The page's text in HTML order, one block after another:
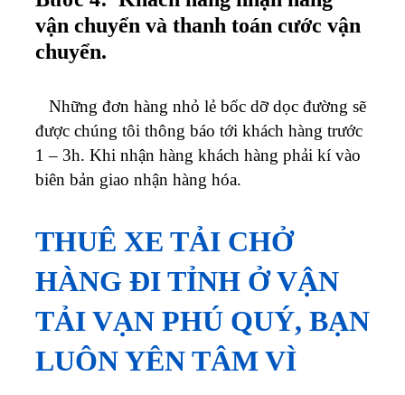
vận chuyển và thanh toán cước vận
chuyển.
Những đơn hàng nhỏ lẻ bốc dỡ dọc đường sẽ
được chúng tôi thông báo tới khách hàng trước
1 – 3h. Khi nhận hàng khách hàng phải kí vào
biên bản giao nhận hàng hóa.
THUÊ XE TẢI CHỞ
HÀNG ĐI TỈNH Ở VẬN
TẢI VẠN PHÚ QUÝ, BẠN
LUÔN YÊN TÂM VÌ